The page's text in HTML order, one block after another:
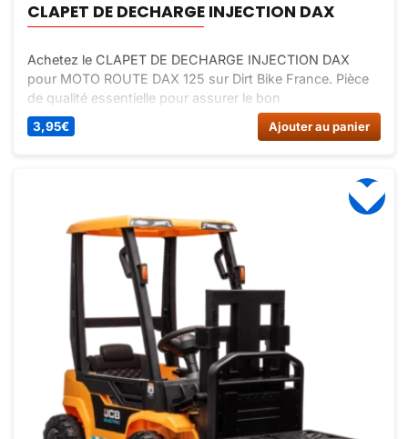
CLAPET DE DECHARGE INJECTION DAX
Achetez le CLAPET DE DECHARGE INJECTION DAX
pour MOTO ROUTE DAX 125 sur Dirt Bike France. Pièce
de qualité essentielle pour assurer le bon
fonctionnement de votre moto. Commandez maintenant
!
3,95€ Ajouter au panier